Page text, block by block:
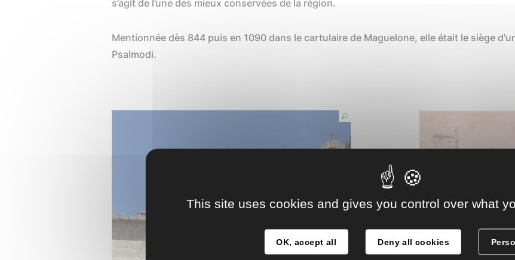
s’agit de l’une des mieux conservées de la région.
Mentionnée dès 844 puis en 1090 dans le cartulaire de Maguelone, elle était le siège
Psalmodi.
This site uses cookies and gives you control over what
OK, accept all Deny all cookies